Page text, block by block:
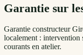
Garantie sur
Garantie constructeur
localement : intervention
courants en atelier.